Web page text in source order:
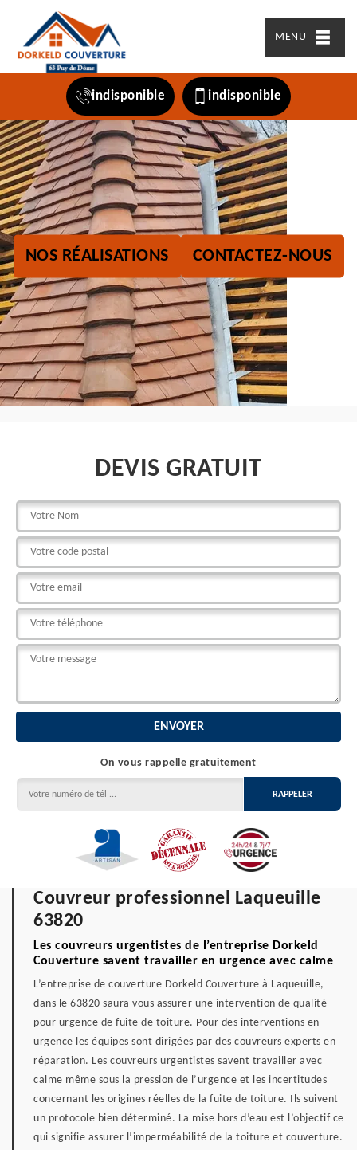
MENU
indisponible indisponible
NOS RÉALISATIONS CONTACTEZ-NOUS
DEVIS GRATUIT
On vous rappelle gratuitement
Couvreur professionnel Laqueuille
63820
Les couvreurs urgentistes de l’entreprise Dorkeld
Couverture savent travailler en urgence avec calme
L’entreprise de couverture Dorkeld Couverture à Laqueuille,
dans le 63820 saura vous assurer une intervention de qualité
pour urgence de fuite de toiture. Pour des interventions en
urgence les équipes sont dirigées par des couvreurs experts en
réparation. Les couvreurs urgentistes savent travailler avec
calme même sous la pression de l’urgence et les incertitudes
concernant les origines réelles de la fuite de toiture. Ils suivent
un protocole bien déterminé. La mise hors d’eau est l’objectif ce
qui signifie assurer l’imperméabilité de la toiture et couverture.